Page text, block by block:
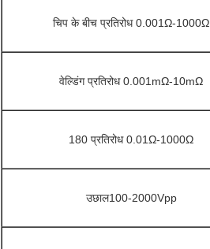
चिप के बीच प्रतिरोध 0.001Ω-1000Ω
वेल्डिंग प्रतिरोध 0.001mΩ-10mΩ
180 प्रतिरोध 0.01Ω-1000Ω
उछाल100-2000Vpp